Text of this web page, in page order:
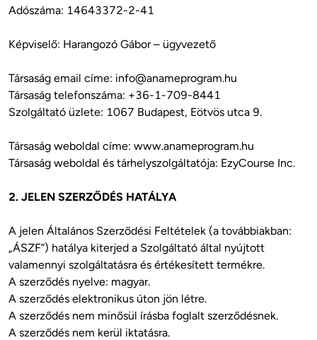
Adószáma: 14643372-2-41
Képviselő: Harangozó Gábor – ügyvezető
Társaság email címe: info@anameprogram.hu
Társaság telefonszáma: +36-1-709-8441
Szolgáltató üzlete: 1067 Budapest, Eötvös utca 9.
Társaság weboldal címe: www.anameprogram.hu
Társaság weboldal és tárhelyszolgáltatója: EzyCourse Inc.
2. JELEN SZERZŐDÉS HATÁLYA
A jelen Általános Szerződési Feltételek (a továbbiakban:
„ÁSZF”) hatálya kiterjed a Szolgáltató által nyújtott
valamennyi szolgáltatásra és értékesített termékre.
A szerződés nyelve: magyar.
A szerződés elektronikus úton jön létre.
A szerződés nem minősül írásba foglalt szerződésnek.
A szerződés nem kerül iktatásra.